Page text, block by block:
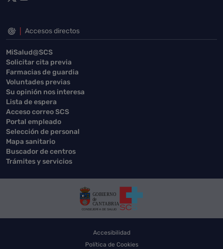
Accesos directos
MiSalud@SCS
Solicitar cita previa
Farmacias de guardia
Voluntades previas
Su opinión nos interesa
Lista de espera
Acceso correo SCS
Portal empleado
Selección de personal
Mapa sanitario
Buscador de centros
Trámites y servicios
Accesibilidad
Política de Cookies